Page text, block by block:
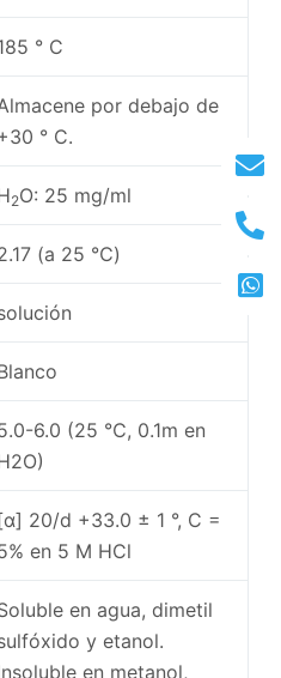
° C
por debajo de
° C.
2O: 25 mg/ml
(a 25 ℃)
6.0 (25 ℃, 0.1m en
[α] 20/d +33.0 ± 1 °, C =
en 5 M HCl
en agua, dimetil
y etanol.
en metanol,